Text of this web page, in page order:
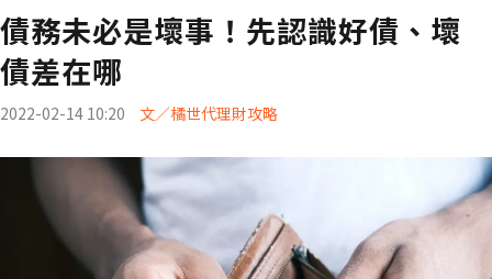
債務未必是壞事！先認識好債、壞
債差在哪
2022-02-14 10:20 文／橘世代理財攻略